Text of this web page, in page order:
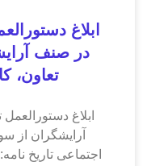
ابلاغ
در صنف
تعاون،
ابلاغ
آرایشگران از